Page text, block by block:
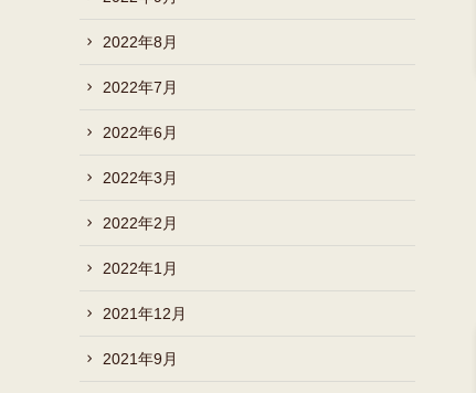
2022年8月
2022年7月
2022年6月
2022年3月
2022年2月
2022年1月
2021年12月
2021年9月